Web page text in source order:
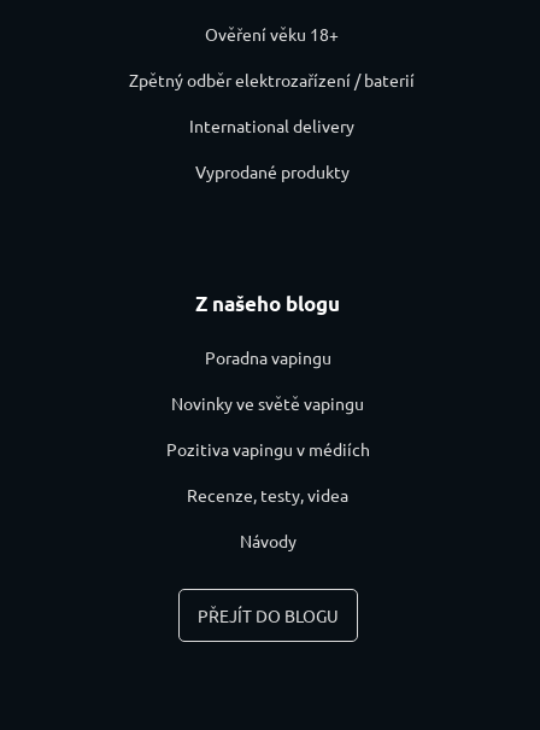
Ověření věku 18+
Zpětný odběr elektrozařízení / baterií
International delivery
Vyprodané produkty
Z našeho blogu
Poradna vapingu
Novinky ve světě vapingu
Pozitiva vapingu v médiích
Recenze, testy, videa
Návody
PŘEJÍT DO BLOGU